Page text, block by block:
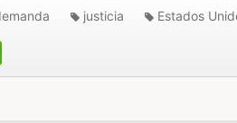
justicia Estados